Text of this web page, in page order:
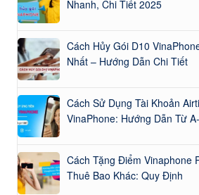
Nhanh, Chi Tiết 2025
Cách Hủy Gói D10
Nhất – Hướng Dẫn Chi Tiết
Cách Sử Dụng Tài Khoản
VinaPhone: Hướng Dẫn Từ
Cách Tặng Điểm Vinaphone
Thuê Bao Khác: Quy Định